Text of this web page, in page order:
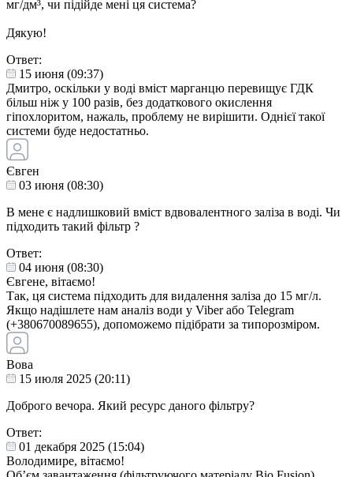
мг/дм³, чи підійде мені ця система?
Дякую!
Ответ:
15 июня (09:37)
Дмитро, оскільки у воді вміст марганцю перевищує ГДК
більш ніж у 100 разів, без додаткового окислення
гіпохлоритом, нажаль, проблему не вирішити. Однієї такої
системи буде недостатньо.
Євген
03 июня (08:30)
В мене є надлишковий вміст вдвовалентного заліза в воді. Чи
підходить такий фільтр ?
Ответ:
04 июня (08:30)
Євгене, вітаємо!
Так, ця система підходить для видалення заліза до 15 мг/л.
Якщо надішлете нам аналіз води у Viber або Telegram
(+380670089655), допоможемо підібрати за типорозміром.
Вова
15 июля 2025 (20:11)
Доброго вечора. Який ресурс даного фільтру?
Ответ:
01 декабря 2025 (15:04)
Володимире, вітаємо!